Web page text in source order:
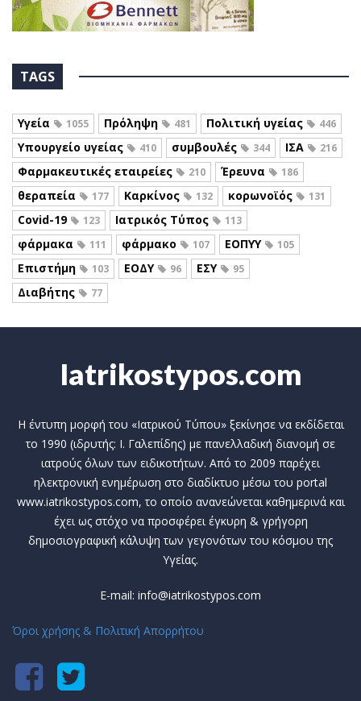
TAGS
Υγεία 1055 Πρόληψη 481 Πολιτική υγείας 446
Υπουργείο υγείας 410 συμβουλές 344 ΙΣΑ 216
Φαρμακευτικές εταιρείες 210 Έρευνα 186
θεραπεία 177 Καρκίνος 132 κορωνοϊός 131
Covid-19 123 Ιατρικός Τύπος 113
φάρμακα 111 φάρμακο 107 ΕΟΠΥΥ 105
Επιστήμη 103 ΕΟΔΥ 96 ΕΣΥ 95
Διαβήτης 77
Iatrikostypos.com
Η έντυπη μορφή του «Ιατρικού Τύπου» ξεκίνησε να εκδίδεται
το 1990 (ιδρυτής: Ι. Γαλεπίδης) με πανελλαδική διανομή σε
ιατρούς όλων των ειδικοτήτων. Από το 2009 παρέχει
ηλεκτρονική ενημέρωση στο διαδίκτυο μέσω του portal
www.iatrikostypos.com, το οποίο ανανεώνεται καθημερινά και
έχει ως στόχο να προσφέρει έγκυρη & γρήγορη
δημοσιογραφική κάλυψη των γεγονότων του κόσμου της
Υγείας.
E-mail: info@iatrikostypos.com
Όροι χρήσης & Πολιτική Απορρήτου